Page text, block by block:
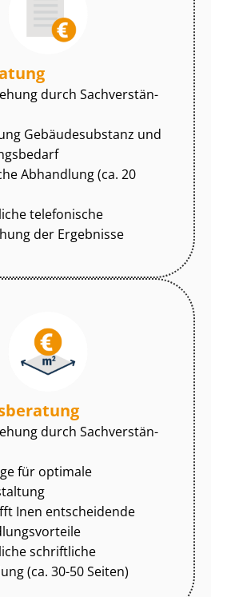
durch Sach­ver­stän­
Gebäudesubstanz und
Abhandlung (ca. 20
telefonische
der Ergebnisse
durch Sach­ver­stän­
für optimale
Inen entscheidende
schriftliche
(ca. 30-50 Seiten)